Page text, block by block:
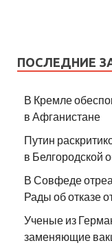
ПОСЛЕДНИЕ
В Кремле
в Афганистане
Путин
в Белгородской
В Совфеде
Рады об отказе
Ученые из
заменяющие